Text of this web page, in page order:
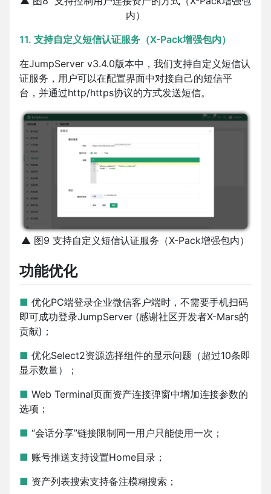
内）
11. 支持自定义短信认证服务（X-Pack增强包内）
在JumpServer v3.4.0版本中，我们支持自定义短信认
证服务，用户可以在配置界面中对接自己的短信平
台，并通过http/https协议的方式发送短信。
▲ 图9 支持自定义短信认证服务（X-Pack增强包内）
功能优化
■ 优化PC端登录企业微信客户端时，不需要手机扫码
即可成功登录JumpServer (感谢社区开发者X-Mars的
贡献)；
■ 优化Select2资源选择组件的显示问题（超过10条即
显示数量）；
■ Web Terminal页面资产连接弹窗中增加连接参数的
选项；
■ “会话分享”链接限制同一用户只能使用一次；
■ 账号推送支持设置Home目录；
■ 资产列表搜索支持备注模糊搜索；